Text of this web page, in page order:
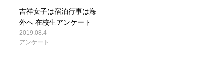
吉祥女子は宿泊行事は海
外へ 在校生アンケート
2019.08.4
アンケート